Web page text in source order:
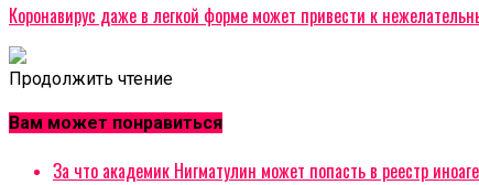
Коронавирус даже в легкой форме может привести к
Продолжить чтение
Вам может понравиться
За что академик Нигматулин может попасть в реестр